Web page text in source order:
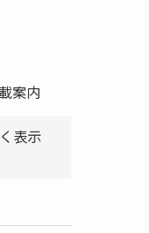
案内
表示